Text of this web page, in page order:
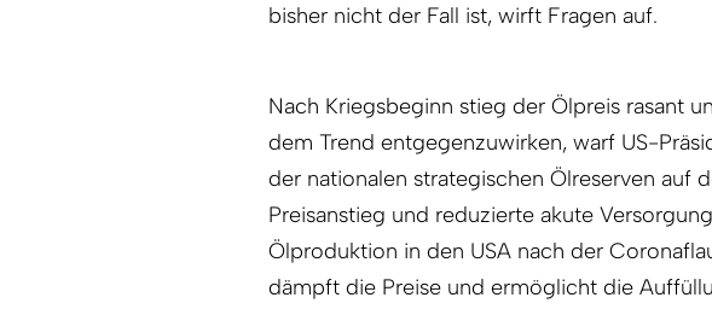
bisher nicht der Fall ist, wirft Fragen auf.
Nach Kriegsbeginn stieg der Ölpreis rasant
dem Trend entgegenzuwirken, warf US-
der nationalen strategischen Ölreserven auf
Preisanstieg und reduzierte akute
Ölproduktion in den USA nach der
dämpft die Preise und ermöglicht die